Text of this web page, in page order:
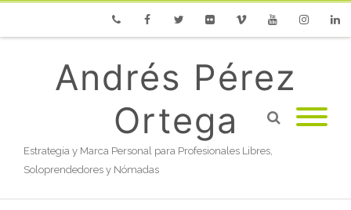
Andrés Pérez
Ortega
Estrategia y Marca Personal para Profesionales Libres,
Soloprendedores y Nómadas